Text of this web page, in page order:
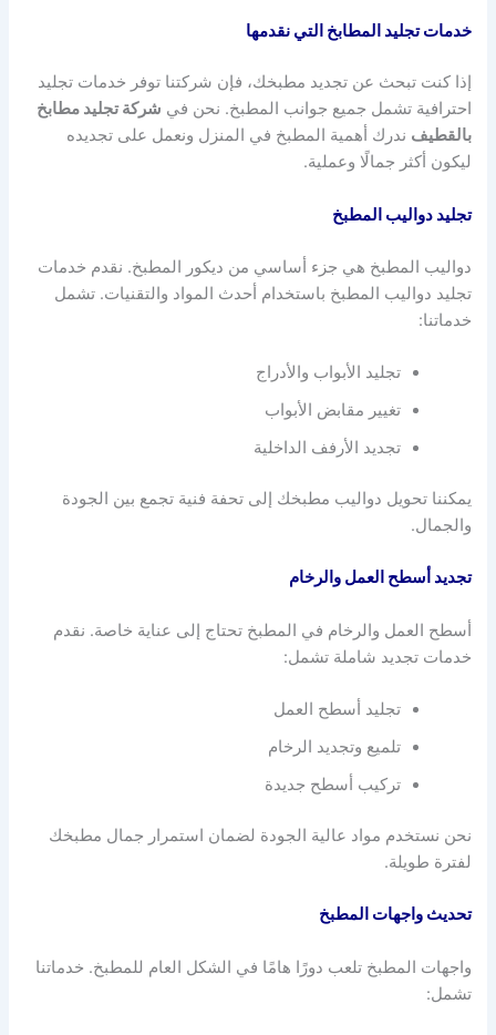
خدمات تجليد المطابخ التي نقدمها
إذا كنت تبحث عن تجديد مطبخك، فإن شركتنا توفر خدمات تجليد
احترافية تشمل جميع جوانب المطبخ. نحن في شركة تجليد مطابخ
بالقطيف ندرك أهمية المطبخ في المنزل ونعمل على تجديده
ليكون أكثر جمالًا وعملية.
تجليد دواليب المطبخ
دواليب المطبخ هي جزء أساسي من ديكور المطبخ. نقدم خدمات
تجليد دواليب المطبخ باستخدام أحدث المواد والتقنيات. تشمل
خدماتنا:
تجليد الأبواب والأدراج
تغيير مقابض الأبواب
تجديد الأرفف الداخلية
يمكننا تحويل دواليب مطبخك إلى تحفة فنية تجمع بين الجودة
والجمال.
تجديد أسطح العمل والرخام
أسطح العمل والرخام في المطبخ تحتاج إلى عناية خاصة. نقدم
خدمات تجديد شاملة تشمل:
تجليد أسطح العمل
تلميع وتجديد الرخام
تركيب أسطح جديدة
نحن نستخدم مواد عالية الجودة لضمان استمرار جمال مطبخك
لفترة طويلة.
تحديث واجهات المطبخ
واجهات المطبخ تلعب دورًا هامًا في الشكل العام للمطبخ. خدماتنا
تشمل: